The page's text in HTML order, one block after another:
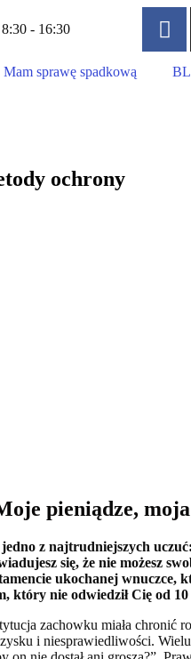
- 16:30
Mam sprawę spadkową
ochrony
pieniądze,
z najtrudniejszych uczuć:
się, że nie możesz
ukochanej wnuczce,
który nie odwiedził Cię od
zachowku miała chronić
i niesprawiedliwości.